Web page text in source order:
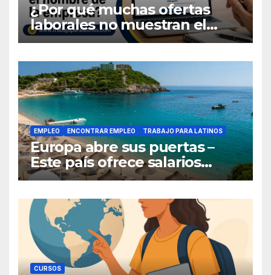
¿Por qué muchas ofertas
laborales no muestran el
nombre de la empresa?
EMPLEO ENCONTRAR EMPLEO TRABAJO PARA LATINOS
Europa abre sus puertas –
Este país ofrece salarios
competitivos y contrata a
CURSOS